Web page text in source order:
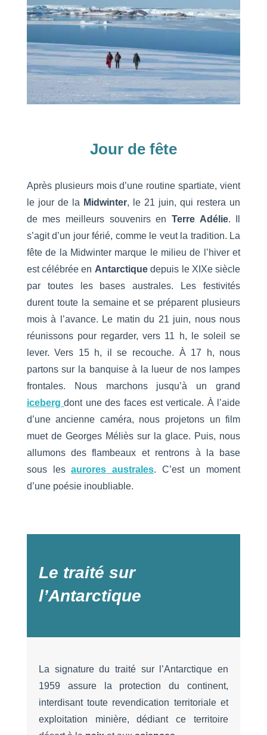
Jour de fête
Après plusieurs mois d’une routine spartiate, vient
le jour de la Midwinter, le 21 juin, qui restera un
de mes meilleurs souvenirs en Terre Adélie. Il
s’agit d’un jour férié, comme le veut la tradition. La
fête de la Midwinter marque le milieu de l’hiver et
est célébrée en Antarctiquedepuis le XIXe siècle
par toutes les bases australes. Les festivités
durent toute la semaine et se préparent plusieurs
mois à l’avance. Le matin du 21 juin, nous nous
réunissons pour regarder, vers 11 h, le soleil se
lever. Vers 15 h, il se recouche. À 17 h, nous
partons sur la banquise à la lueur de nos lampes
frontales. Nous marchons jusqu’à un grand
icebergdont une des faces est verticale. À l’aide
d’une ancienne caméra, nous projetons un film
muet de Georges Méliès sur la glace. Puis, nous
allumons des flambeaux et rentrons à la base
sous lesaurores australes. C’est un moment
d’une poésie inoubliable.
Le traité sur
l’Antarctique
La signature du traité sur l’Antarctique en
1959 assure la protection du continent,
interdisant toute revendication territoriale et
exploitation minière, dédiant ce territoire